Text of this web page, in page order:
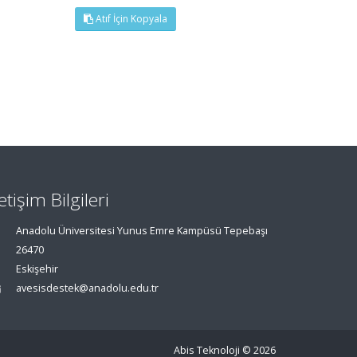
Atıf İçin Kopyala
Bilgileri
Anadolu Üniversitesi Yunus Emre Kampüsü Tepebaşı
26470
Eskişehir
avesisdestek@anadolu.edu.tr
Abis Teknoloji © 2026